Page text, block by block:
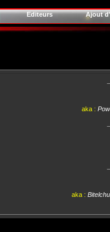
Editeurs Ajout
aka :
aka :